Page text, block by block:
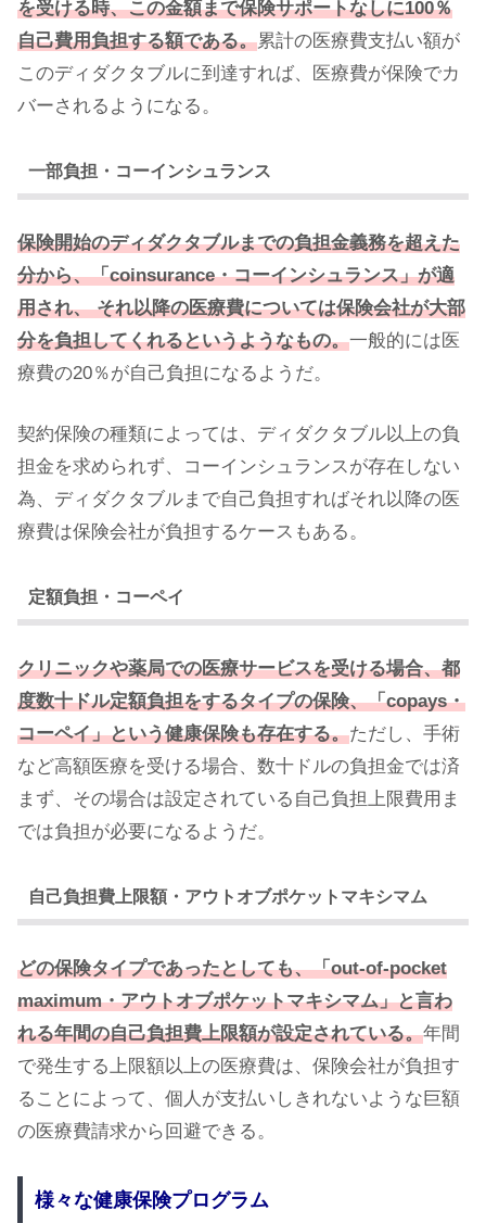
を受ける時、この金額まで保険サポートなしに100％
自己費用負担する額である。累計の医療費支払い額が
このディダクタブルに到達すれば、医療費が保険でカ
バーされるようになる。
一部負担・コーインシュランス
保険開始のディダクタブルまでの負担金義務を超えた
分から、「coinsurance・コーインシュランス」が適
用され、 それ以降の医療費については保険会社が大部
分を負担してくれるというようなもの。一般的には医
療費の20％が自己負担になるようだ。
契約保険の種類によっては、ディダクタブル以上の負
担金を求められず、コーインシュランスが存在しない
為、ディダクタブルまで自己負担すればそれ以降の医
療費は保険会社が負担するケースもある。
定額負担・コーペイ
クリニックや薬局での医療サービスを受ける場合、都
度数十ドル定額負担をするタイプの保険、「copays・
コーペイ」という健康保険も存在する。ただし、手術
など高額医療を受ける場合、数十ドルの負担金では済
まず、その場合は設定されている自己負担上限費用ま
では負担が必要になるようだ。
自己負担費上限額・アウトオブポケットマキシマム
どの保険タイプであったとしても、「out-of-pocket
maximum・アウトオブポケットマキシマム」と言わ
れる年間の自己負担費上限額が設定されている。年間
で発生する上限額以上の医療費は、保険会社が負担す
ることによって、個人が支払いしきれないような巨額
の医療費請求から回避できる。
様々な健康保険プログラム